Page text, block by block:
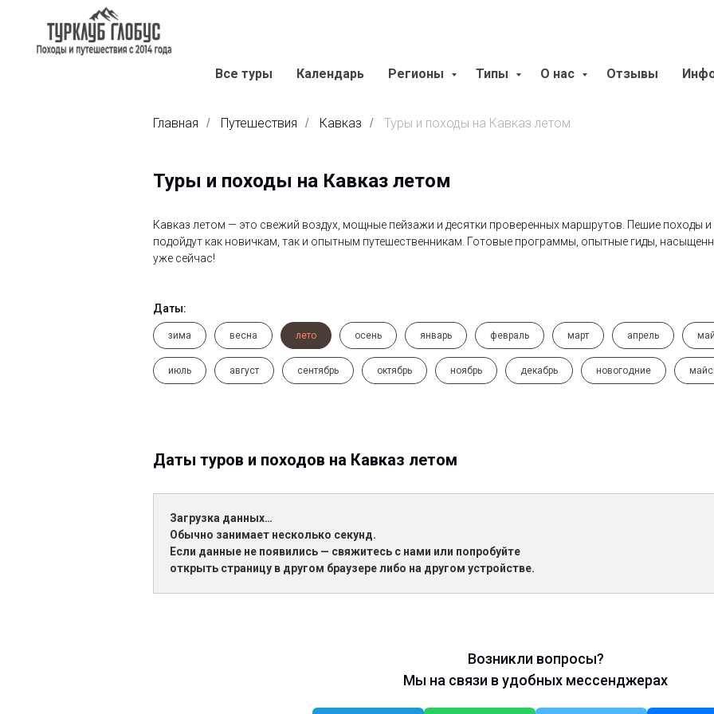
Все туры Календарь Регионы Типы О нас Отзывы
Главная / Путешествия / Кавказ / Туры и походы на Кавказ летом
Туры и походы на Кавказ летом
Кавказ летом — это свежий воздух, мощные пейзажи и десятки проверенных маршрутов. Пешие походы
подойдут как новичкам, так и опытным путешественникам. Готовые программы, опытные гиды,
уже сейчас!
Даты:
зима весна лето осень январь февраль март апрель
июль август сентябрь октябрь ноябрь декабрь новогодние
Даты туров и походов на Кавказ летом
Загрузка данных…
Обычно занимает несколько секунд.
Если данные не появились — свяжитесь с нами или попробуйте
открыть страницу в другом браузере либо на другом устройстве.
Возникли вопросы?
Мы на связи в удобных мессенджерах